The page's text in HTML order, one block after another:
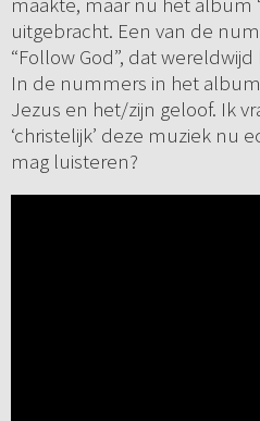
uitgebracht. Een van de
“Follow God”, dat
In de nummers in het
Jezus en het/zijn geloof. Ik
‘christelijk’ deze muziek nu
mag luisteren?